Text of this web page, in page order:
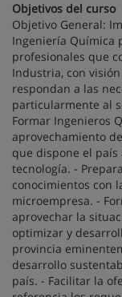
Objetivos del curso
Objetivo General:
Ingeniería Química
profesionales que
Industria, con
respondan a las
particularmente al
Formar Ingenieros
aprovechamiento
que dispone el país
tecnología. -
conocimientos con
microempresa. -
aprovechar la
optimizar y
provincia
desarrollo
país. - Facilitar la